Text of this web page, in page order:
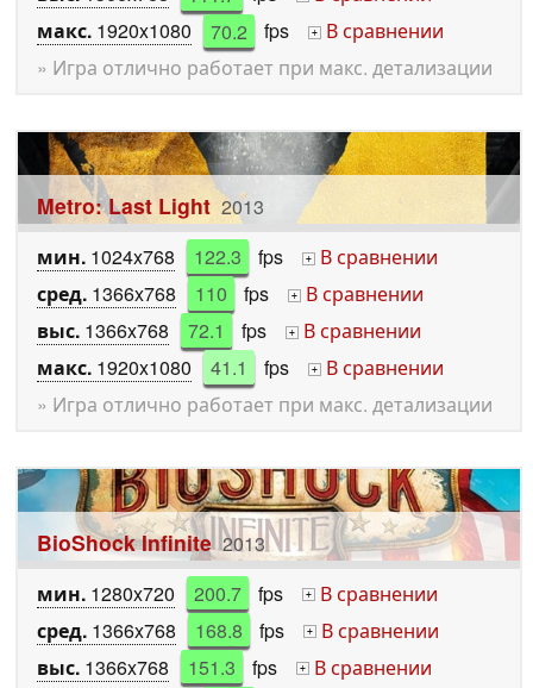
макс. 1920x1080 70.2 fps +
В сравнении
» Игра отлично работает при макс. детализации
Metro: Last Light 2013
мин. 1024x768 122.3 fps +
В сравнении
сред. 1366x768 110 fps +
В сравнении
выс. 1366x768 72.1 fps +
В сравнении
макс. 1920x1080 41.1 fps +
В сравнении
» Игра отлично работает при макс. детализации
BioShock Infinite 2013
мин. 1280x720 200.7 fps +
В сравнении
сред. 1366x768 168.8 fps +
В сравнении
выс. 1366x768 151.3 fps +
В сравнении